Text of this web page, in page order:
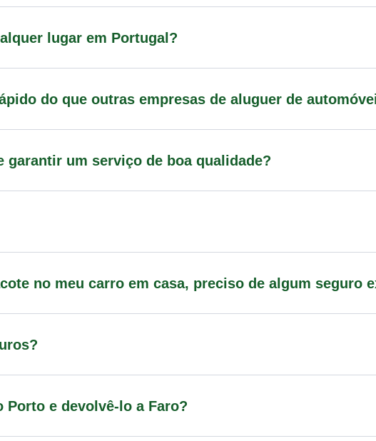
lugar em Portugal?
do que outras empresas de aluguer de
garantir um serviço de boa qualidade?
no meu carro em casa, preciso de algum seguro
e devolvê-lo a Faro?